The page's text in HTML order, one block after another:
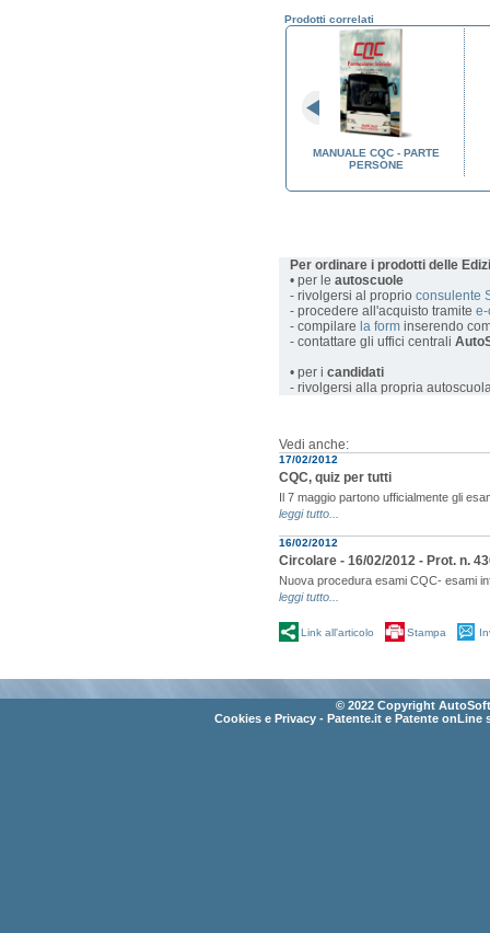
Prodotti correlati
MANUALE CQC - PARTE
PERSONE
Per ordinare i prodotti delle
• per le autoscuole
- rivolgersi al proprio consulente
- procedere all'acquisto tramite e-
- compilare la form inserendo
- contattare gli uffici centrali
• per i candidati
- rivolgersi alla propria
Vedi anche:
17/02/2012
CQC, quiz per tutti
Il 7 maggio partono ufficialmente gli
leggi tutto...
16/02/2012
Circolare - 16/02/2012 - Prot. n.
Nuova procedura esami CQC- esami
leggi tutto...
Link all'articolo Stampa
© 2022 Copyright
Cookies e Privacy - Patente.it e Patente onLine